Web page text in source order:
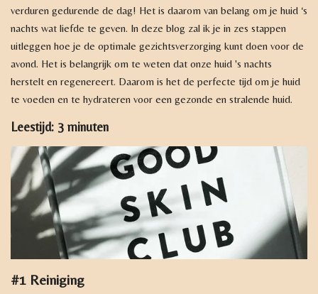
verduren gedurende de dag! Het is daarom van belang om je huid ‘s
nachts wat liefde te geven. In deze blog zal ik je in zes stappen
uitleggen hoe je de optimale gezichtsverzorging kunt doen voor de
avond. Het is belangrijk om te weten dat onze huid 's nachts
herstelt en regenereert. Daarom is het de perfecte tijd om je huid
te voeden en te hydrateren voor een gezonde en stralende huid.
Leestijd: 3 minuten
#1 Reiniging